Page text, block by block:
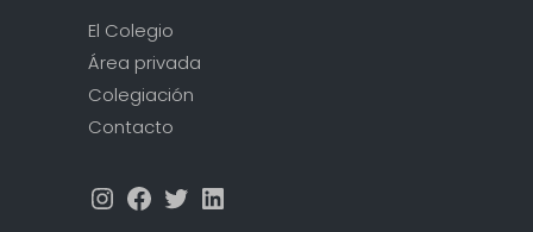
El Colegio
Área privada
Colegiación
Contacto
Instagram
Facebook
TwitterLinkedIn